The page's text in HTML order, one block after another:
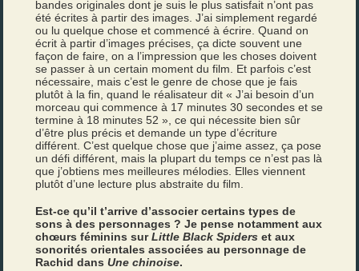
bandes originales dont je suis le plus satisfait n’ont pas
été écrites à partir des images. J’ai simplement regardé
ou lu quelque chose et commencé à écrire. Quand on
écrit à partir d’images précises, ça dicte souvent une
façon de faire, on a l’impression que les choses doivent
se passer à un certain moment du film. Et parfois c’est
nécessaire, mais c’est le genre de chose que je fais
plutôt à la fin, quand le réalisateur dit « J’ai besoin d’un
morceau qui commence à 17 minutes 30 secondes et se
termine à 18 minutes 52 », ce qui nécessite bien sûr
d’être plus précis et demande un type d’écriture
différent. C’est quelque chose que j’aime assez, ça pose
un défi différent, mais la plupart du temps ce n’est pas là
que j’obtiens mes meilleures mélodies. Elles viennent
plutôt d’une lecture plus abstraite du film.
Est-ce qu’il t’arrive d’associer certains types de
sons à des personnages ? Je pense notamment aux
chœurs féminins surLittle Black Spiders et aux
sonorités orientales associées au personnage de
Rachid dansUne chinoise.